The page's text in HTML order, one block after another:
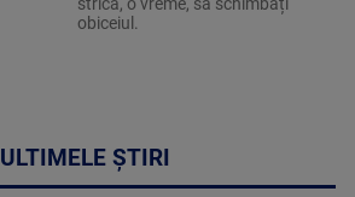
obiceiul.
ULTIMELE ȘTIRI